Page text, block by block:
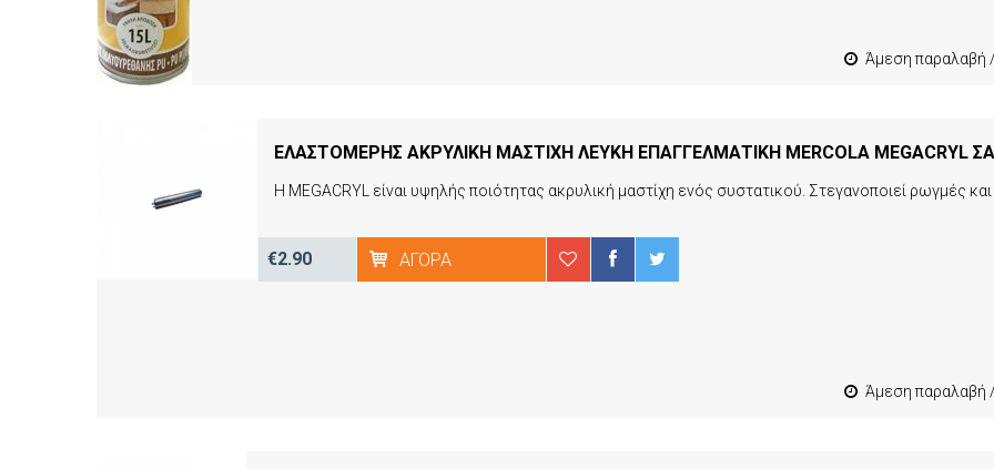
Άμεση παραλαβή / Παράδοση 1-3
€2.90 ΑΓΟΡΆ
Άμεση παραλαβή / Παράδοση 1-3